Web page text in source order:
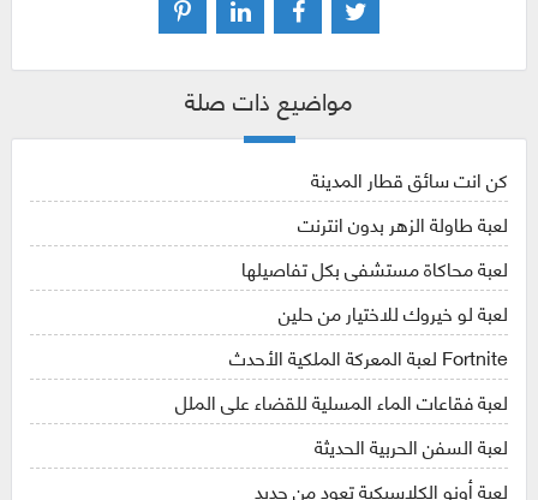
مواضيع ذات صلة
كن انت سائق قطار المدينة
لعبة طاولة الزهر بدون انترنت
لعبة محاكاة مستشفى بكل تفاصيلها
لعبة لو خيروك للاختيار من حلين
Fortnite لعبة المعركة الملكية الأحدث
لعبة فقاعات الماء المسلية للقضاء على الملل
لعبة السفن الحربية الحديثة
لعبة أونو الكلاسيكية تعود من جديد